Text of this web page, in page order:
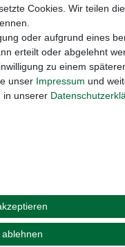
Cookies. Wir teilen
oder aufgrund eines
erteilt oder abgelehnt
zu einem
unser Impressum und
in unserer
ablehnen